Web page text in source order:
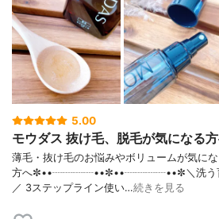
5.00
モウダス 抜け毛、脱毛が気になる
薄毛・抜け毛のお悩みやボリュームが気に
方へ✼••┈┈┈┈••✼••┈┈┈┈••✼＼洗う育
／ 3ステップライン使い…続きを見る